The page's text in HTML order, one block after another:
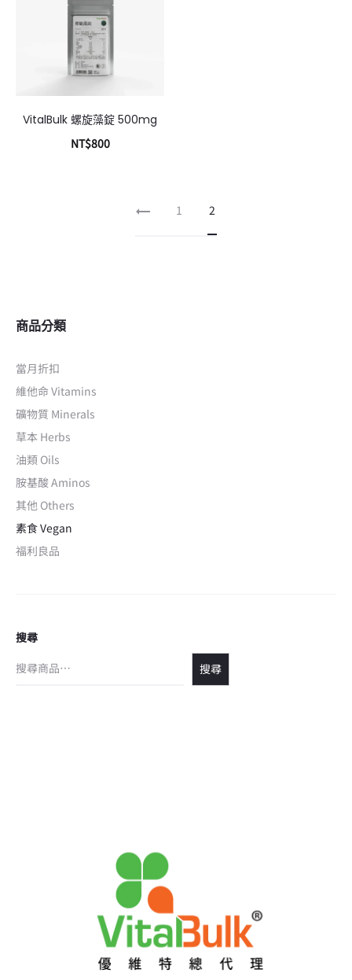
VitalBulk 螺旋藻錠 500mg
NT$800
1 2
商品分類
當月折扣
維他命 Vitamins
礦物質 Minerals
草本 Herbs
油類 Oils
胺基酸 Aminos
其他 Others
素食 Vegan
福利良品
搜尋
搜尋